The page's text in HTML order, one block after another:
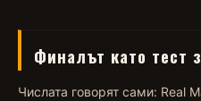
Финалът като тест
Числата говорят сами: Real